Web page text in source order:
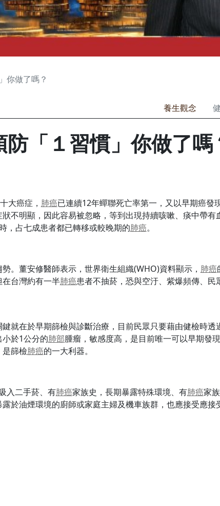
你做了嗎？
養生觀念
「１習慣」你做了嗎
大癌症， 肺癌已連續12年蟬聯死亡率第一，又以早期癌發
狀不明顯，因此容易被忽略，等到出現持續咳嗽、痰中帶有
，占七成患者都已轉移或較晚期的肺癌。
。董安修醫師表示，世界衛生組織(WHO)資料顯示， 肺癌
台灣約有一半肺癌患者不抽菸，恐與空汙、紫爆頻傳、民
就在於早期篩檢與診斷治療，目前民眾只要藉由健檢時透
於1公分的肺部腫瘤，敏感度高，是目前唯一可以早期發現
是篩檢肺癌的一大利器。
入二手菸、有肺癌家族史，長期暴露特殊環境、有肺癌家
於油煙環境的廚師或家庭主婦及機車族群，也應接受應接